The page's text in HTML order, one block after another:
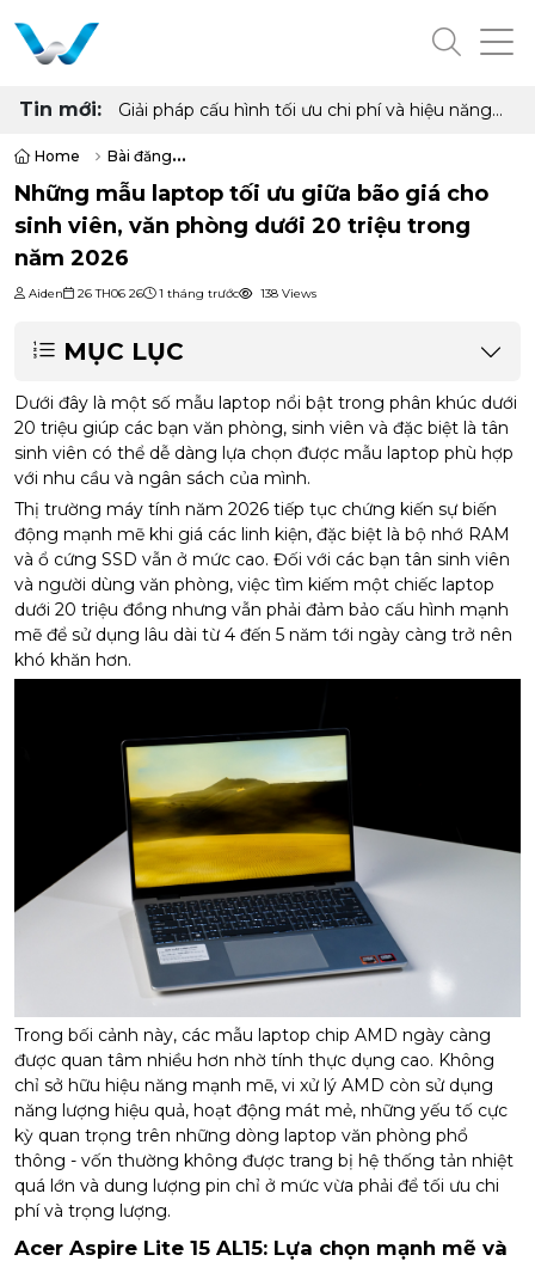
Tin mới:
Giải pháp cấu hình tối ưu chi phí và hiệu năng
5700G, 5700X và Radeon RX 6500XT, 7600
Home
Bài đăng
Những mẫu laptop tối ưu giữa bão giá cho sinh viên, văn phòng
Những mẫu laptop tối ưu giữa bão giá cho
sinh viên, văn phòng dưới 20 triệu trong
năm 2026
Aiden 26 TH06 26 1 tháng trước 138 Views
MỤC LỤC
Dưới đây là một số mẫu laptop nổi bật trong phân khúc dưới
20 triệu giúp các bạn văn phòng, sinh viên và đặc biệt là tân
sinh viên có thể dễ dàng lựa chọn được mẫu laptop phù hợp
với nhu cầu và ngân sách của mình.
Thị trường máy tính năm 2026 tiếp tục chứng kiến sự biến
động mạnh mẽ khi giá các linh kiện, đặc biệt là bộ nhớ RAM
và ổ cứng SSD vẫn ở mức cao. Đối với các bạn tân sinh viên
và người dùng văn phòng, việc tìm kiếm một chiếc laptop
dưới 20 triệu đồng nhưng vẫn phải đảm bảo cấu hình mạnh
mẽ để sử dụng lâu dài từ 4 đến 5 năm tới ngày càng trở nên
khó khăn hơn.
Trong bối cảnh này, các mẫu laptop chip AMD ngày càng
được quan tâm nhiều hơn nhờ tính thực dụng cao. Không
chỉ sở hữu hiệu năng mạnh mẽ, vi xử lý AMD còn sử dụng
năng lượng hiệu quả, hoạt động mát mẻ, những yếu tố cực
kỳ quan trọng trên những dòng laptop văn phòng phổ
thông - vốn thường không được trang bị hệ thống tản nhiệt
quá lớn và dung lượng pin chỉ ở mức vừa phải để tối ưu chi
phí và trọng lượng.
Acer Aspire Lite 15 AL15: Lựa chọn mạnh mẽ và